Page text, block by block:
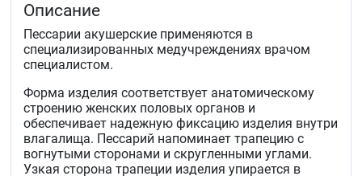
Описание
Пессарии акушерские применяются в
специализированных медучреждениях врачом
специалистом.
Форма изделия соответствует анатомическому
строению женских половых органов и
обеспечивает надежную фиксацию изделия внутри
влагалища. Пессарий напоминает трапецию с
вогнутыми сторонами и скругленными углами.
Узкая сторона трапеции изделия упирается в